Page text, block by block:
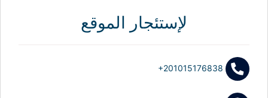
لإستئجار الموقع
+201015176838